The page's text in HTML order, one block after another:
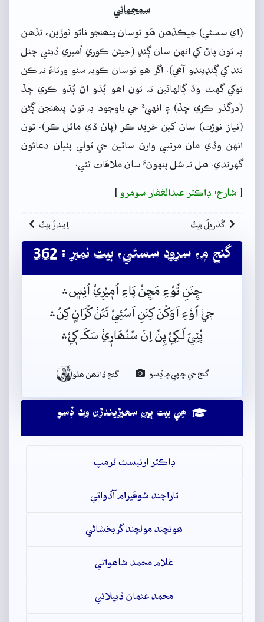
سمجهاڻي
(اي سسئي) جيڪڏهن هُو توسان پنھنجو ناتو ٽوڙين، تڏهن
بہ تون پاڻ کي انهن سان ڳنڍ (جيئن ڪوري اُميري ڏيئي ڇنل
تند کي ڳنڍيندو آهي). اگر هو توسان ڪوبہ سٺو ورتاءُ نہ ڪن
توکي گهٽ وڌ ڳالهائين تہ تون اهو ٻُڌو اڻ ٻُڌو ڪري ڇڏ
(درگذر ڪري ڇڏ) ۽ انهيءَ جي باوجود بہ تون پنھنجن ڳڻن
(نياز نوڙت) سان کين خريد ڪر (پاڻ ڏي مائل ڪر). تون
انهن وڏي مان مرتبي وارن ساٿين جي ٽولي پٺيان دعائون
گهرندي. هل تہ شل پنهونءَ سان ملاقات ٿئي.
[ شارح: ڊاڪٽر عبدالغفار سومرو ]
گُذريلُ بيتُ اِيندڙُ بيتُ
گنج ۾، سرود سسئي، بيت نمبر : 362
ڇِنَنِ تُوْءِ مَڇِنُ پَاءِ اُمٖيْرِيْ اُنِس﮼﮶
جٖيْ اُوْءِ اَوَکُنَ کِنَنِ اَسُئِيْ تَتُنْ کُرَانٍ کِنُ﮶
پُٽِيَ لَـکِيْ پِنُ اِنَ سُنْھَارٖيْ سَکَہ کٖيْ﮶
گنج جي ڇاپي ۾ ڏِسو گنج ڏانھن ھلو
ھِي بيت ٻين سھيڙيندڙن وٽ ڏِسو
ڊاڪٽر ارنيسٽ ٽرمپ
تاراچند شوقيرام آڏواڻي
ھوتچند مولچند گربخشاڻي
غلام محمد شاھواڻي
محمد عثمان ڏيپلائي